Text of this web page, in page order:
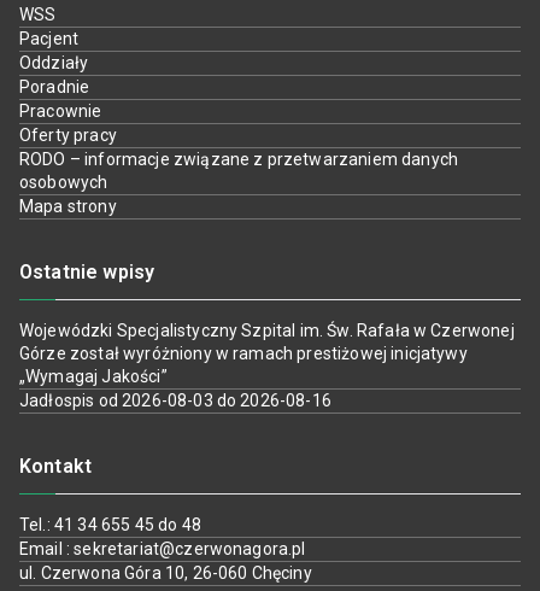
WSS
Pacjent
Oddziały
Poradnie
Pracownie
Oferty pracy
RODO – informacje związane z przetwarzaniem danych
osobowych
Mapa strony
Ostatnie wpisy
Wojewódzki Specjalistyczny Szpital im. Św. Rafała w Czerwonej
Górze został wyróżniony w ramach prestiżowej inicjatywy
„Wymagaj Jakości”
Jadłospis od 2026-08-03 do 2026-08-16
Kontakt
Tel.: 41 34 655 45 do 48
Email : sekretariat@czerwonagora.pl
ul. Czerwona Góra 10, 26-060 Chęciny